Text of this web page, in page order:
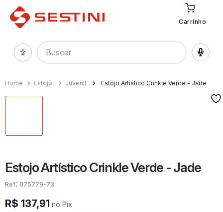
Carrinho
Buscar
Estojo Juvenil Estojo Artístico Crinkle Verde - Jade
Estojo Artístico Crinkle Verde - Jade
: 075779-73
R$ 137,91 no Pix